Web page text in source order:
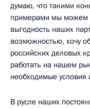
думаю, что такими
примерами мы можем
выгодность наших
возможностью, хочу
российских деловых
работать на нашем
необходимые условия
В русле наших